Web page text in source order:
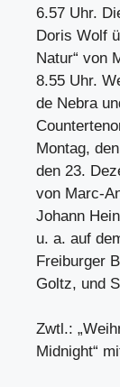
6.57 Uhr.
Doris Wolf
Natur“ von
8.55 Uhr.
de Nebra
Montag,
den 23.
von Marc-
Johann
u. a. auf
Freiburger
Goltz, und
Zwtl.:
Midnight“